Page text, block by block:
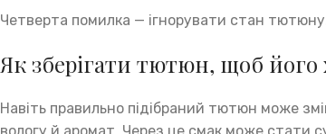
Четверта помилка — ігнорувати стан
Як зберігати тютюн, щоб
Навіть правильно підібраний тютюн може